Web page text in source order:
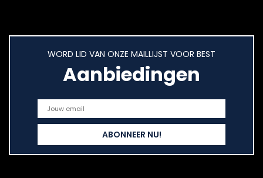
WORD LID VAN ONZE MAILLIJST VOOR BEST
Aanbiedingen